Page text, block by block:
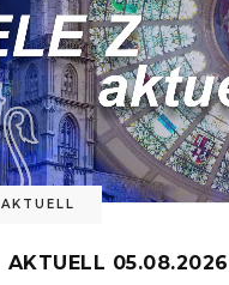
AKTUELL
AKTUELL 05.08.2026